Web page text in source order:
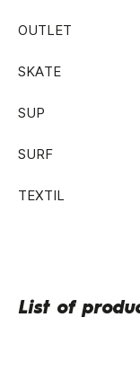
OUTLET
SKATE
SUP
SURF
TEXTIL
List of